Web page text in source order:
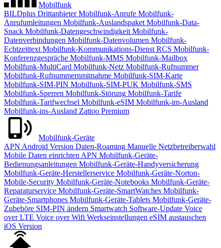
Mobilfunk
BILDplus DrittanbieterMobilfunk-Anrufe Mobilfunk-
Anrufumleitungen Mobilfunk-Auslandspaket Mobilfunk-Data-
Snack Mobilfunk-Datengeschwindigkeit Mobilfunk-
Datenverbindungen Mobilfunk-Datenvolumen Mobilfunk-
Echtzeittext Mobilfunk-Kommunikations-Dienst RCS Mobilfunk-
Konferenzgespräche Mobilfunk-MMS Mobilfunk-Mailbox
Mobilfunk-MultiCard Mobilfunk-Netz Mobilfunk-Rufnummer
Mobilfunk-Rufnummernmitnahme Mobilfunk-SIM-Karte
Mobilfunk-SIM-PIN Mobilfunk-SIM-PUK Mobilfunk-SMS
Mobilfunk-Sperren Mobilfunk-Störung Mobilfunk-Tarife
Mobilfunk-Tarifwechsel Mobilfunk-eSIM Mobilfunk-im-Ausland
Mobilfunk-ins-Ausland Zattoo Premium
Mobilfunk-Geräte
APN Android Version Daten-Roaming Manuelle Netzbetreiberwahl
Mobile Daten einrichten APN Mobilfunk-Geräte-
Bedienungsanleitungen Mobilfunk-Geräte-Handyversicherung
Mobilfunk-Geräte-Herstellerservice Mobilfunk-Geräte-Norton-
Mobile-Security Mobilfunk-Geräte-Notebooks Mobilfunk-Geräte-
Reparaturservice Mobilfunk-Geräte-SmartWatches Mobilfunk-
Geräte-Smartphones Mobilfunk-Geräte-Tablets Mobilfunk-Geräte-
Zubehöre SIM-PIN ändern Smartwatch Software-Update Voice
over LTE Voice over Wifi Werkseinstellungen eSIM austauschen
iOS Version